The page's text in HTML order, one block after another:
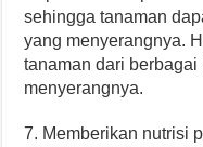
sehingga tanaman
yang menyerangnya.
tanaman dari
menyerangnya.
7. Memberikan nutrisi